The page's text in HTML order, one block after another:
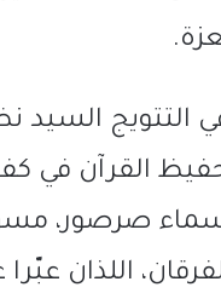
التتويج السيد
القرآن في
صرصور،
اللذان